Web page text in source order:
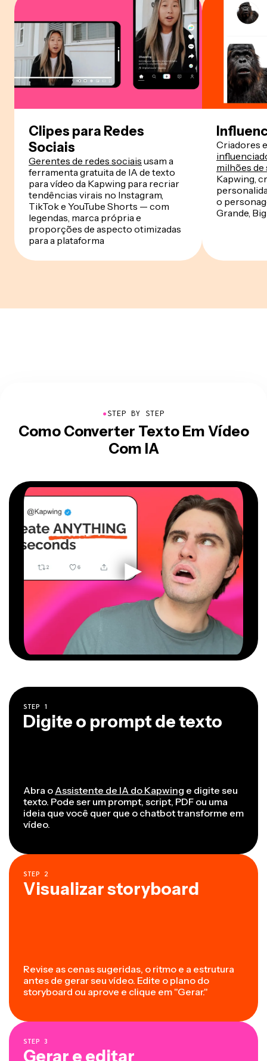
Clipes para Redes
Sociais
Gerentes de redes sociais usam a
ferramenta gratuita de IA de texto
para vídeo da Kapwing para recriar
tendências virais no Instagram,
TikTok e YouTube Shorts — com
legendas, marca própria e
proporções de aspecto otimizadas
para a plataforma
Criadores
milhões
Kapwing,
o
Grande,
●STEP BY STEP
Como Converter Texto Em Vídeo
Com IA
STEP 1
Digite o prompt de texto
Abra o Assistente de IA do Kapwing e digite seu
texto. Pode ser um prompt, script, PDF ou uma
ideia que você quer que o chatbot transforme em
vídeo.
STEP 2
Visualizar storyboard
Revise as cenas sugeridas, o ritmo e a estrutura
antes de gerar seu vídeo. Edite o plano do
storyboard ou aprove e clique em "Gerar."
STEP 3
Gerar e editar